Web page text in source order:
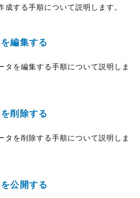
成する手順について説明します。
編集する
タを編集する手順について説明しま
削除する
タを削除する手順について説明しま
公開する